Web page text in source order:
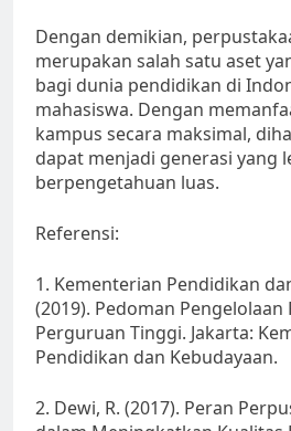
Dengan demikian,
merupakan salah satu aset
bagi dunia pendidikan di
mahasiswa. Dengan
kampus secara maksimal,
dapat menjadi generasi yang
berpengetahuan luas.
Referensi:
1. Kementerian Pendidikan
(2019). Pedoman
Perguruan Tinggi. Jakarta:
Pendidikan dan Kebudayaan.
2. Dewi, R. (2017). Peran